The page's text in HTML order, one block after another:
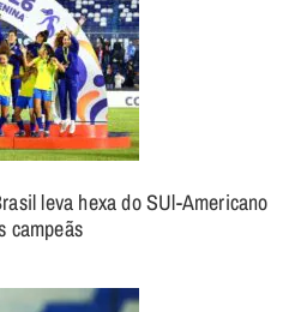
leva hexa do SUl-Americano
campeãs